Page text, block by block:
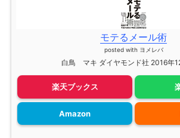
モテるメール術
posted with ヨメレバ
白鳥 マキ ダイヤモンド社 2016年
楽天ブックス
Amazon